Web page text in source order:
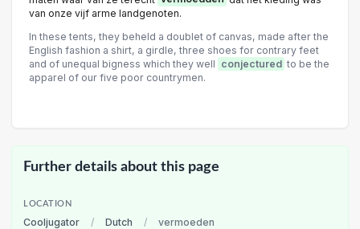
van onze vijf arme landgenoten.
In these tents, they beheld a doublet of canvas, made after the
English fashion a shirt, a girdle, three shoes for contrary feet
and of unequal bigness which they well conjectured to be the
apparel of our five poor countrymen.
Further details about this page
LOCATION
Cooljugator / Dutch / vermoeden